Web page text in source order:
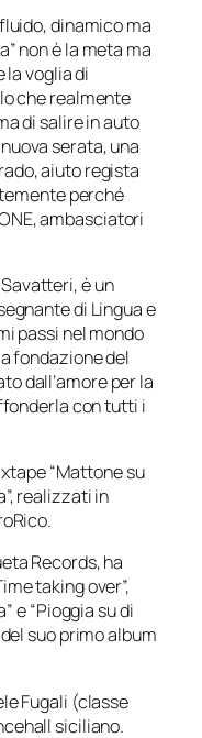
dinamico ma
non è la meta ma
la voglia di
che realmente
di salire in auto
serata, una
aiuto regista
perché
ambasciatori
Savatteri, è un
di Lingua e
passi nel mondo
fondazione del
dall’amore per la
con tutti i
“Mattone su
realizzati in
Records, ha
taking over”,
e “Pioggia su di
suo primo album
Fugali (classe
siciliano.